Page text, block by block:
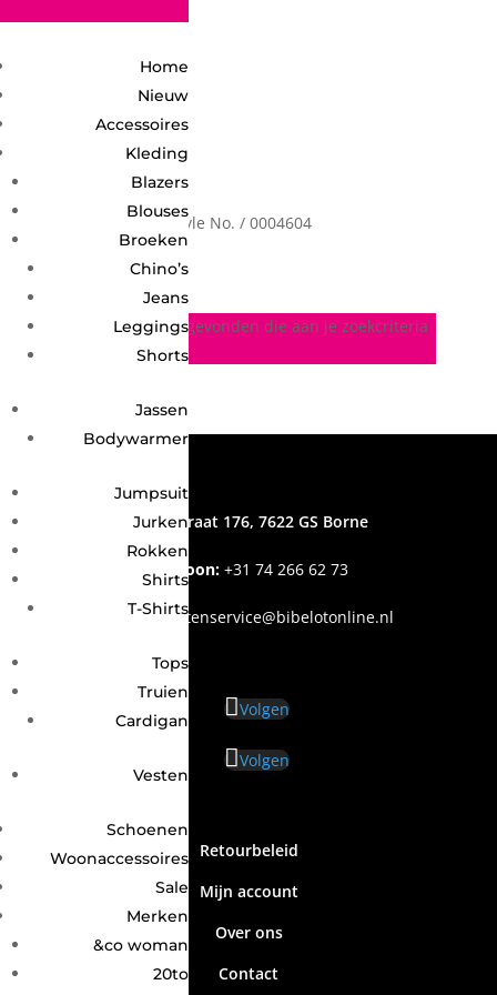
Home
Nieuw
Accessoires
Kleding
Blazers
Blouses
Broeken
Chino’s
Jeans
Leggings
Shorts
Jassen
Bodywarmer
Jumpsuit
Jurken
Rokken
Shirts
T-Shirts
Tops
Truien
Cardigan
Vesten
Schoenen
Woonaccessoires
Sale
Merken
&co woman
20to
/ Product Style No. / 0004604
0004604
Geen producten gevonden die aan je zoekcriteria
Grotestraat 176, 7622 GS Borne
Telefoon: +31 74 266 62 73
Email:klantenservice@bibelotonline.nl
Volgen
Volgen
Retourbeleid
Mijn account
Over ons
Contact